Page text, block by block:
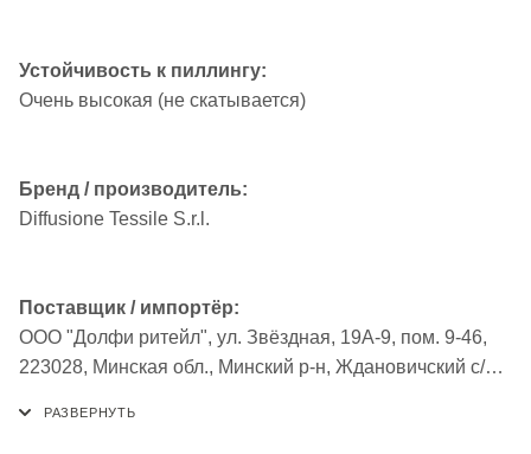
Устойчивость к пиллингу:
Очень высокая (не скатывается)
Бренд / производитель:
Diffusione Tessile S.r.l.
Поставщик / импортёр:
ООО "Долфи ритейл", ул. Звёздная, 19А-9, пом. 9-46,
223028, Минская обл., Минский р-н, Ждановичский с/с,